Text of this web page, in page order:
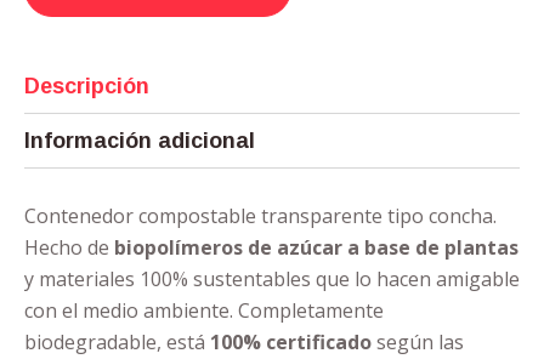
Descripción
Información adicional
Contenedor compostable transparente tipo concha.
Hecho de biopolímeros de azúcar a base de plantas
y materiales 100% sustentables que lo hacen amigable
con el medio ambiente. Completamente
biodegradable, está 100% certificadosegún las